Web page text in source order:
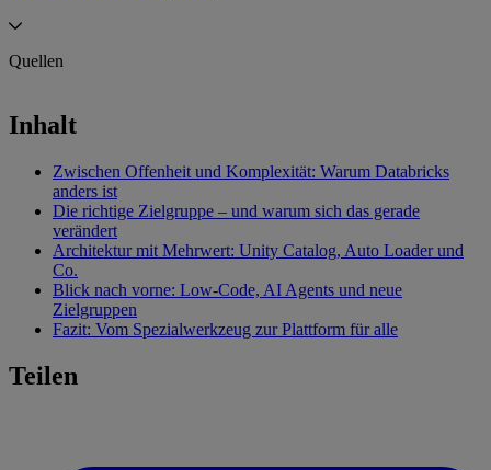
Quellen
Headerbild:
Inhalt
Zwischen Offenheit und Komplexität: Warum Databricks
anders ist
Die richtige Zielgruppe – und warum sich das gerade
verändert
Architektur mit Mehrwert: Unity Catalog, Auto Loader und
Co.
Blick nach vorne: Low-Code, AI Agents und neue
Zielgruppen
Fazit: Vom Spezialwerkzeug zur Plattform für alle
Teilen